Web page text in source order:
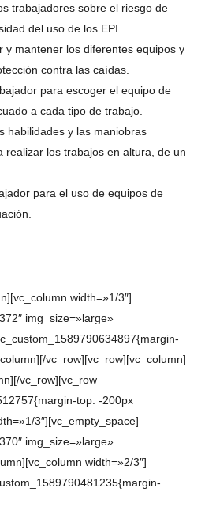
trabajadores sobre el riesgo de
del uso de los EPI.
y mantener los diferentes equipos y
contra las caídas.
para escoger el equipo de
a cada tipo de trabajo.
habilidades y las maniobras
realizar los trabajos en altura, de un
para el uso de equipos de
width=»1/3″]
img_size=»large»
vc_row][vc_row][vc_column]
vc_row][vc_row
top: -200px
3″][vc_empty_space]
img_size=»large»
width=»2/3″]